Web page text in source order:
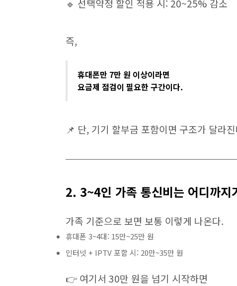
🔹 선택약정 할인 적용 시: 20~25% 감소
즉,
휴대폰만 7만 원 이상이라면
요금제 점검이 필요한 구간이다.
📌 단, 기기 할부금 포함이면 구조가 달라
2. 3~4인 가족 통신비는 어디까지
가족 기준으로 보면 보통 이렇게 나온다.
휴대폰 3~4대: 15만~25만 원
인터넷 + IPTV 포함 시: 20만~35만 원
👉 여기서 30만 원을 넘기 시작하면